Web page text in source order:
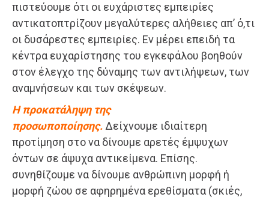
πιστεύουμε ότι οι ευχάριστες εμπειρίες
αντικατοπτρίζουν μεγαλύτερες αλήθειες απ’ ό,τι
οι δυσάρεστες εμπειρίες. Εν μέρει επειδή τα
κέντρα ευχαρίστησης του εγκεφάλου βοηθούν
στον έλεγχο της δύναμης των αντιλήψεων, των
αναμνήσεων και των σκέψεων.
Η προκατάληψη της
προσωποποίησης. Δείχνουμε ιδιαίτερη
προτίμηση στο να δίνουμε αρετές έμψυχων
όντων σε άψυχα αντικείμενα. Επίσης.
συνηθίζουμε να δίνουμε ανθρώπινη μορφή ή
μορφή ζώου σε αφηρημένα ερεθίσματα (σκιές,